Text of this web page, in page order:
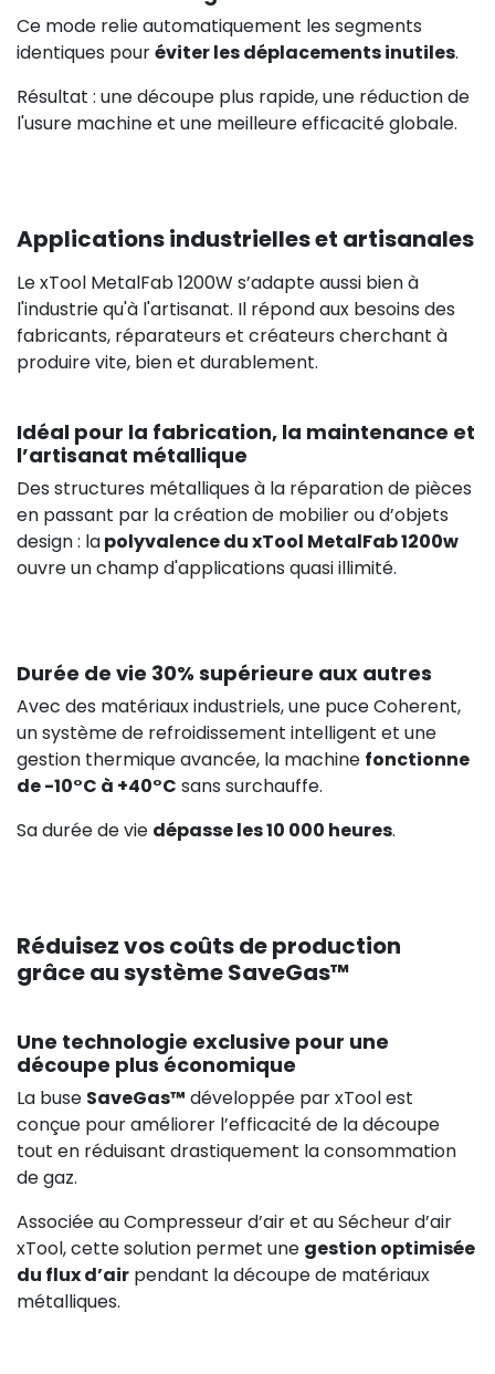
Ce mode relie automatiquement les segments
identiques pouréviter les déplacements inutiles.
Résultat : une découpe plus rapide, une réduction de
l'usure machine et une meilleure efficacité globale.
Applications industrielles et artisanales
Le xTool MetalFab 1200W s’adapte aussi bien à
l'industrie qu'à l'artisanat. Il répond aux besoins des
fabricants, réparateurs et créateurs cherchant à
produire vite, bien et durablement.
Idéal pour la fabrication, la maintenance et
l’artisanat métallique
Des structures métalliques à la réparation de pièces
en passant par la création de mobilier ou d’objets
design : lapolyvalence du xTool MetalFab 1200w
ouvre un champ d'applications quasi illimité.
Durée de vie 30% supérieure aux autres
Avec des matériaux industriels, une puce Coherent,
un système de refroidissement intelligent et une
gestion thermique avancée, la machine fonctionne
de -10°C à +40°C sans surchauffe.
Sa durée de vie dépasse les 10 000 heures.
Réduisez vos coûts de production
grâce au système SaveGas™
Une technologie exclusive pour une
découpe plus économique
La buse SaveGas™ développée par xTool est
conçue pour améliorer l’efficacité de la découpe
tout en réduisant drastiquement la consommation
de gaz.
Associée au Compresseur d’air et au Sécheur d’air
xTool, cette solution permet une gestion optimisée
du flux d’air pendant la découpe de matériaux
métalliques.